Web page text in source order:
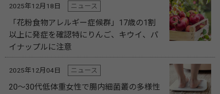
2025年12月18日 ニュース
「花粉食物アレルギー症候群」17歳の1割
以上に発症を確認特にりんご、キウイ、パ
イナップルに注意
2025年12月04日 ニュース
20～30代低体重女性で腸内細菌叢の多様性